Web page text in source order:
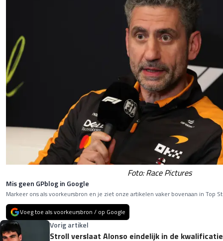
Foto: Race Pictures
Mis geen GPblog in Google
Markeer ons als voorkeursbron en je ziet onze artikelen vaker bovenaan in Top
Voeg toe als voorkeursbron / op Google
Vorig artikel
Stroll verslaat Alonso eindelijk in de